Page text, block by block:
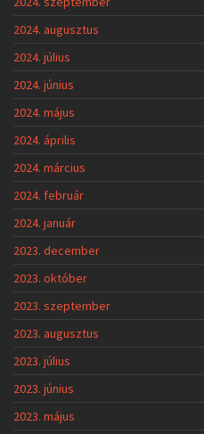
2024. augusztus
2024. július
2024. június
2024. május
2024. április
2024. március
2024. február
2024. január
2023. december
2023. október
2023. szeptember
2023. augusztus
2023. július
2023. június
2023. május